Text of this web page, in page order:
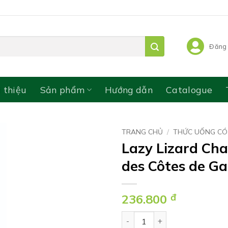
Đăng
thiệu Sản phẩm Hướng dẫn Catalogue
TRANG CHỦ / THỨC UỐNG
Lazy Lizard
des Côtes de
236.800 đ